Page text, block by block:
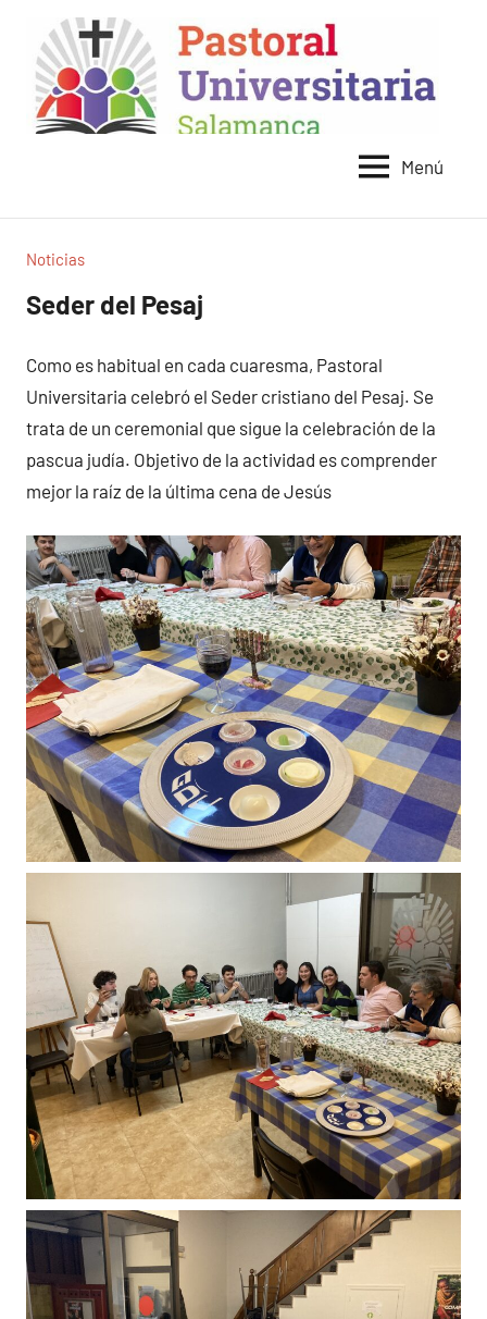
contenido
Universitaria
Salamanca
Menú
Noticias
Seder del Pesaj
Como es habitual en cada cuaresma, Pastoral
Universitaria celebró el Seder cristiano del Pesaj. Se
trata de un ceremonial que sigue la celebración de la
pascua judía. Objetivo de la actividad es comprender
mejor la raíz de la última cena de Jesús